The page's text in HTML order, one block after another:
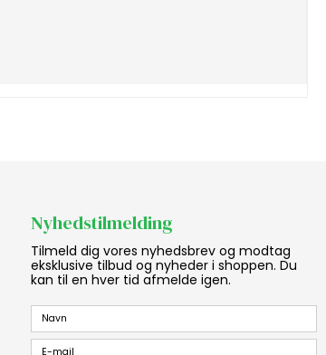
Nyhedstilmelding
Tilmeld dig vores nyhedsbrev og modtag
eksklusive tilbud og nyheder i shoppen. Du
kan til en hver tid afmelde igen.